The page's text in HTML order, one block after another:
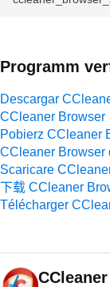
Programm
Descargar
CCleaner Browser
Pobierz CCleaner
CCleaner Browser
Scaricare
下载 CCleaner
Télécharger